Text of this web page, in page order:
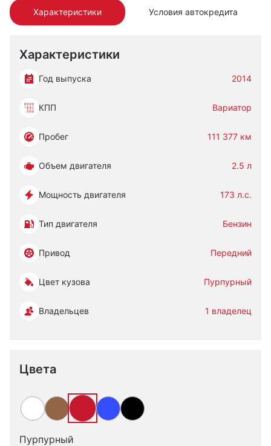
Характеристики Условия автокредита
Характеристики
Год выпуска 2014
КПП Вариатор
Пробег 111 377 км
Объем двигателя 2.5 л
Мощность двигателя 173 л.с.
Тип двигателя Бензин
Привод Передний
Цвет кузова Пурпурный
Владельцев 1 владелец
Цвета
Пурпурный